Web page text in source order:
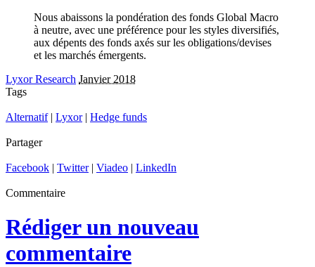
Nous abaissons la pondération des fonds Global Macro
à neutre, avec une préférence pour les styles diversifiés,
aux dépents des fonds axés sur les obligations/devises
et les marchés émergents.
Lyxor Research Janvier 2018
Tags
Alternatif| Lyxor| Hedge funds
Partager
Facebook | Twitter| Viadeo | LinkedIn
Commentaire
Rédiger un nouveau
commentaire